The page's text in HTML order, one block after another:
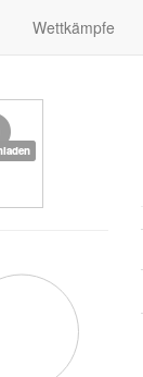
Wettkämpfe